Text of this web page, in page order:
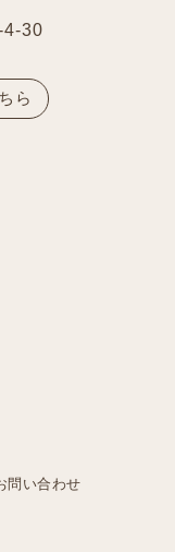
4-30
ら
問い合わせ